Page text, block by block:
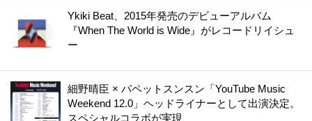
Ykiki Beat、2015年発売のデビューアルバム
『When The World is Wide』がレコードリイシュ
ー
細野晴臣 × パペットスンスン「YouTube Music
Weekend 12.0」ヘッドライナーとして出演決定。
スペシャルコラボが実現